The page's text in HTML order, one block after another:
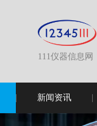
111仪器信息网
新闻资讯